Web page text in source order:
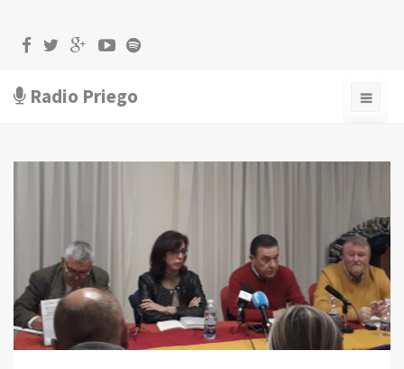
Radio Priego